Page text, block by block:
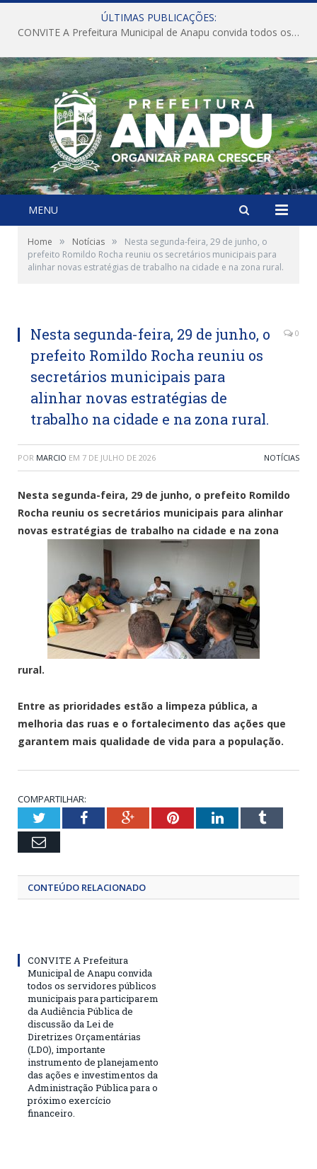
ÚLTIMAS PUBLICAÇÕES:
CONVITE A Prefeitura Municipal de Anapu convida todos os servidores públicos municipais para participarem da Audiência Pública de discussão da Lei de Diretrizes Orçamentárias (LDO), importante instrumento de planejamento das ações e investimentos da Administração Pública para o próximo exercício financeiro.
MENU
Home » Notícias »
Nesta segunda-feira, 29 de junho, o
prefeito Romildo Rocha reuniu os secretários municipais para
alinhar novas estratégias de trabalho na cidade e na zona rural.
Nesta segunda-feira, 29 de junho, o
prefeito Romildo Rocha reuniu os
secretários municipais para
alinhar novas estratégias de
trabalho na cidade e na zona rural.
0
POR MARCIO EM 7 DE JULHO DE 2026 NOTÍCIAS
Nesta segunda-feira, 29 de junho, o prefeito Romildo
Rocha reuniu os secretários municipais para alinhar
novas estratégias de trabalho na cidade e na zona
rural.
Entre as prioridades estão a limpeza pública, a
melhoria das ruas e o fortalecimento das ações que
garantem mais qualidade de vida para a população.
COMPARTILHAR:
TwitterFacebookGoogle+PinterestLinkedInTumblr
Email
CONTEÚDO RELACIONADO
CONVITE A Prefeitura
Municipal de Anapu convida
todos os servidores públicos
municipais para participarem
da Audiência Pública de
discussão da Lei de
Diretrizes Orçamentárias
(LDO), importante
instrumento de planejamento
das ações e investimentos da
Administração Pública para o
próximo exercício
financeiro.